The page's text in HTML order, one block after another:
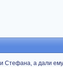
Стефана, а дали